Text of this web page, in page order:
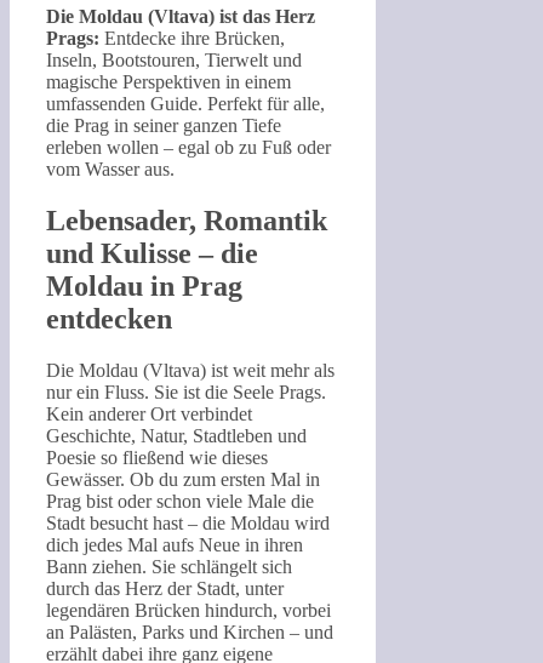
Die Moldau (Vltava) ist das Herz
Prags: Entdecke ihre Brücken,
Inseln, Bootstouren, Tierwelt und
magische Perspektiven in einem
umfassenden Guide. Perfekt für alle,
die Prag in seiner ganzen Tiefe
erleben wollen – egal ob zu Fuß oder
vom Wasser aus.
Lebensader, Romantik
und Kulisse – die
Moldau in Prag
entdecken
Die Moldau (Vltava) ist weit mehr als
nur ein Fluss. Sie ist die Seele Prags.
Kein anderer Ort verbindet
Geschichte, Natur, Stadtleben und
Poesie so fließend wie dieses
Gewässer. Ob du zum ersten Mal in
Prag bist oder schon viele Male die
Stadt besucht hast – die Moldau wird
dich jedes Mal aufs Neue in ihren
Bann ziehen. Sie schlängelt sich
durch das Herz der Stadt, unter
legendären Brücken hindurch, vorbei
an Palästen, Parks und Kirchen – und
erzählt dabei ihre ganz eigene